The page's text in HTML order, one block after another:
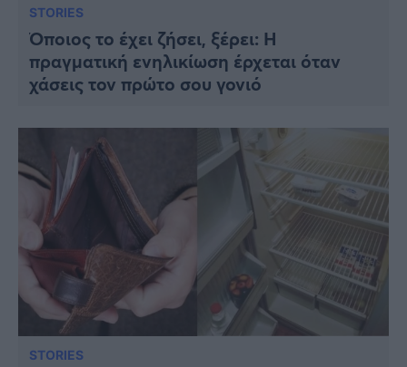
STORIES
Όποιος το έχει ζήσει, ξέρει: H
πραγματική ενηλικίωση έρχεται όταν
χάσεις τον πρώτο σου γονιό
STORIES